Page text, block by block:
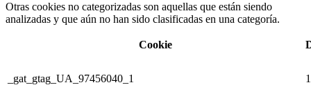
Otras cookies no categorizadas son aquellas que están siendo
analizadas y que aún no han sido clasificadas en una categoría.
Cookie
_gat_gtag_UA_97456040_1